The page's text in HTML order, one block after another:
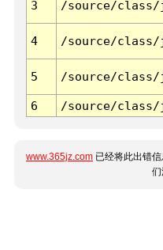
3 /source/class/
4 /source/class/
5 /source/class/
6 /source/class/
www.365jz.com 已经将此出错
们